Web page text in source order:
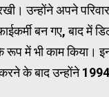
रखी। उन्होंने अपने
बन गए, बाद में
में भी काम किया। इन
के बाद उन्होंने 1994